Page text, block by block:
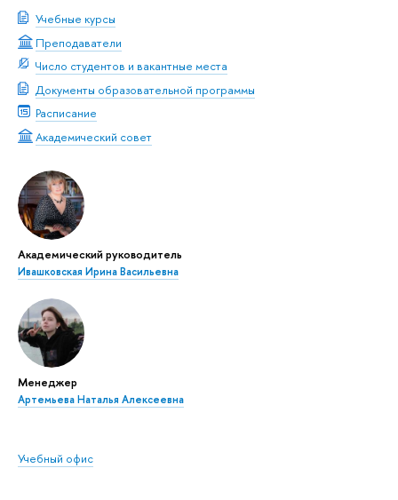
Учебные курсы
Преподаватели
Число студентов и вакантные места
Документы образовательной программы
Расписание
Академический совет
Академический руководитель
Ивашковская Ирина Васильевна
Менеджер
Артемьева Наталья Алексеевна
Учебный офис